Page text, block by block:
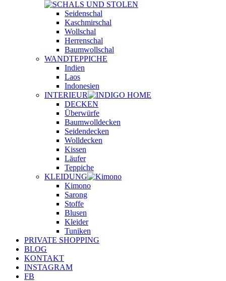
Seidenschal
Kaschmirschal
Wollschal
Herrenschal
Baumwollschal
WANDTEPPICHE
Indien
Laos
Indonesien
INTERIEUR
DECKEN
Überwürfe
Baumwolldecken
Seidendecken
Wolldecken
Kissen
Läufer
Teppiche
KLEIDUNG
Kimono
Sarong
Stoffe
Blusen
Kleider
Tuniken
PRIVATE SHOPPING
BLOG
KONTAKT
INSTAGRAM
FB